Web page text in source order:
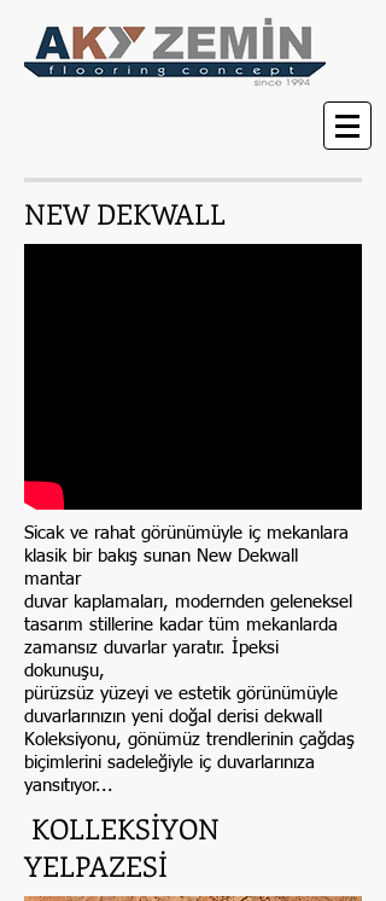
NEW DEKWALL
Sicak ve rahat görünümüyle iç mekanlara
klasik bir bakış sunan New Dekwall
mantar
duvar kaplamaları, modernden geleneksel
tasarım stillerine kadar tüm mekanlarda
zamansız duvarlar yaratır. İpeksi
dokunuşu,
pürüzsüz yüzeyi ve estetik görünümüyle
duvarlarınızın yeni doğal derisi dekwall
Koleksiyonu, gönümüz trendlerinin çağdaş
biçimlerini sadeleğiyle iç duvarlarınıza
yansıtıyor...
KOLLEKSİYON
YELPAZESİ